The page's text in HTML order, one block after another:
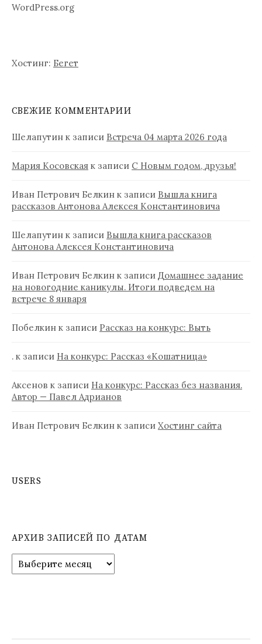
WordPress.org
Хостинг: Бегет
СВЕЖИЕ КОММЕНТАРИИ
Шелапутин к записи Встреча 04 марта 2026 года
Мария Косовская к записи С Новым годом, друзья!
Иван Петрович Белкин к записи Вышла книга
рассказов Антонова Алексея Константиновича
Шелапутин к записи Вышла книга рассказов
Антонова Алексея Константиновича
Иван Петрович Белкин к записи Домашнее задание
на новогодние каникулы. Итоги подведем на
встрече 8 января
Побелкин к записи Рассказ на конкурс: Выть
. к записи На конкурс: Рассказ «Кошатница»
Аксенов к записи На конкурс: Рассказ без названия.
Автор — Павел Адрианов
Иван Петрович Белкин к записи Хостинг сайта
USERS
АРХИВ ЗАПИСЕЙ ПО ДАТАМ
р
а